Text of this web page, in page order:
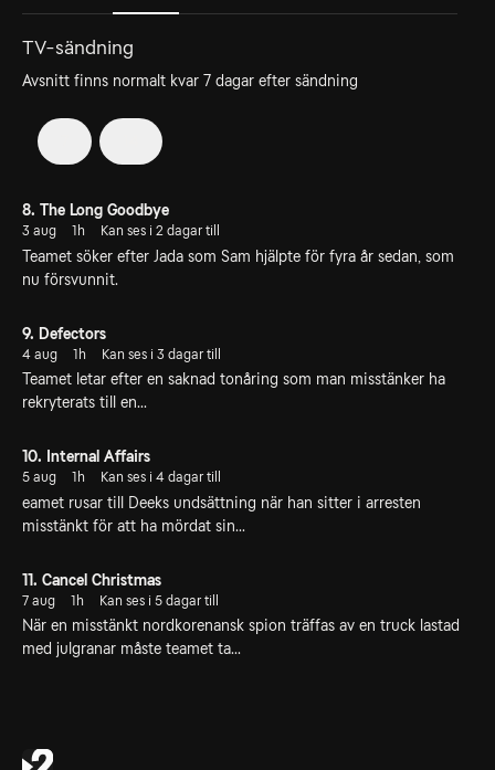
TV-sändning
Avsnitt finns normalt kvar 7 dagar efter sändning
8. The Long Goodbye
3 aug 1h Kan ses i 2 dagar till
Teamet söker efter Jada som Sam hjälpte för fyra år sedan, som
nu försvunnit.
9. Defectors
4 aug 1h Kan ses i 3 dagar till
Teamet letar efter en saknad tonåring som man misstänker ha
rekryterats till en...
10. Internal Affairs
5 aug 1h Kan ses i 4 dagar till
eamet rusar till Deeks undsättning när han sitter i arresten
misstänkt för att ha mördat sin...
11. Cancel Christmas
7 aug 1h Kan ses i 5 dagar till
När en misstänkt nordkorenansk spion träffas av en truck lastad
med julgranar måste teamet ta...